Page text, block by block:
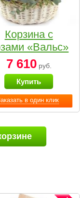
в один клик
Корзина с
«Вальс»
7 610руб.
Купить